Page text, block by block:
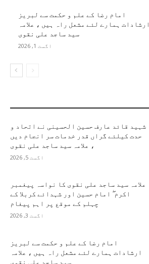
امام رضا کے علم و حکمت سے لبریز
ارشادات ہمارے لئے مشعل راہ ہیں ، علامہ
سید ساجد علی نقوی
اگست 1, 2026
شہید قائد عارف حسین الحسینی نے اتحاد و
حدت کیلئے گراں قدر خدمات سر انجام دیں
، علامہ سید ساجد علی نقوی
اگست 5, 2026
علامہ سید ساجد علی نقوی کا نواسہ پیغمبر
اکرم ۖ امام حسین اور شہدائے کربلا کے
چہلم کے موقع پر اہم پیغام
اگست 3, 2026
امام رضا کے علم و حکمت سے لبریز
ارشادات ہمارے لئے مشعل راہ ہیں ، علامہ
سید ساجد علی نقوی